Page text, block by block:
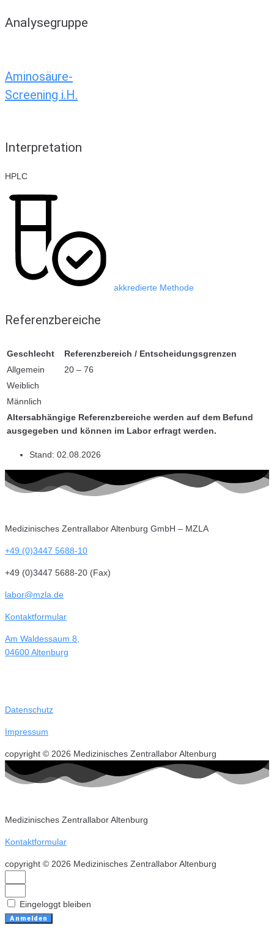
Analysegruppe
Aminosäure-
Screening i.H.
Interpretation
HPLC
akkredierte Methode
Referenzbereiche
Geschlecht Referenzbereich / Entscheidungsgrenzen
Altersabhängige Referenzbereiche werden auf dem Befund
ausgegeben und können im Labor erfragt werden.
Allgemein
20 – 76
Weiblich
Männlich
Stand: 02.08.2026
Medizinisches Zentrallabor Altenburg GmbH – MZLA
+49 (0)3447 5688-10
+49 (0)3447 5688-20 (Fax)
labor@mzla.de
Kontaktformular
Am Waldessaum 8,
04600 Altenburg
Datenschutz
Impressum
copyright © 2026 Medizinisches Zentrallabor Altenburg
Medizinisches Zentrallabor Altenburg
Kontaktformular
copyright © 2026 Medizinisches Zentrallabor Altenburg
Eingeloggt bleiben
Anmelden